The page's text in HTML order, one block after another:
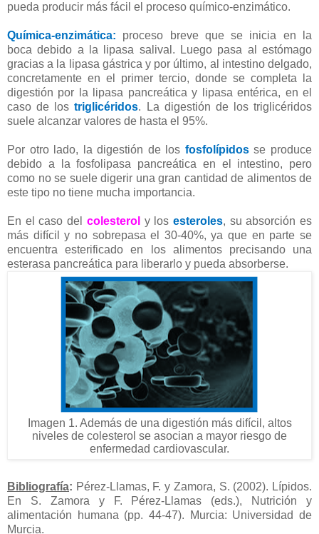
pueda producir más fácil el proceso químico-enzimático.
Química-enzimática: proceso breve que se inicia en la
boca debido a la lipasa salival. Luego pasa al estómago
gracias a la lipasa gástrica y por último, al intestino delgado,
concretamente en el primer tercio, donde se completa la
digestión por la lipasa pancreática y lipasa entérica, en el
caso de lostriglicéridos. La digestión de los triglicéridos
suele alcanzar valores de hasta el 95%.
Por otro lado, la digestión de los fosfolípidosse produce
debido a la fosfolipasa pancreática en el intestino, pero
como no se suele digerir una gran cantidad de alimentos de
este tipo no tiene mucha importancia.
En el caso del colesterol y los esteroles, su absorción es
más difícil y no sobrepasa el 30-40%, ya que en parte se
encuentra esterificado en los alimentos precisando una
esterasa pancreática para liberarlo y pueda absorberse.
Imagen 1. Además de una digestión más difícil, altos
niveles de colesterol se asocian a mayor riesgo de
enfermedad cardiovascular.
Bibliografía: Pérez-Llamas, F. y Zamora, S. (2002). Lípidos.
En S. Zamora y F. Pérez-Llamas (eds.), Nutrición y
alimentación humana (pp. 44-47). Murcia: Universidad de
Murcia.